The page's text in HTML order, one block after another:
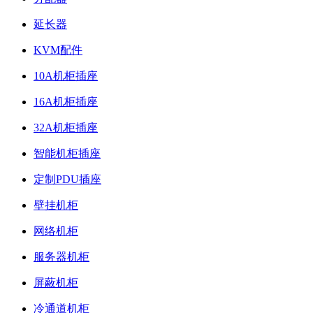
延长器
KVM配件
10A机柜插座
16A机柜插座
32A机柜插座
智能机柜插座
定制PDU插座
壁挂机柜
网络机柜
服务器机柜
屏蔽机柜
冷通道机柜